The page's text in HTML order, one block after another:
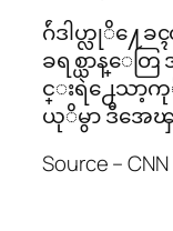
ဂ်ဴဒါဟ္လုိ႔ေခ
ခရစ္ယာန္ေတြ
င္းရဲ႕ေသာ့ကုိ
ယုိမွာ ဒီအေၾ
Source – CNN